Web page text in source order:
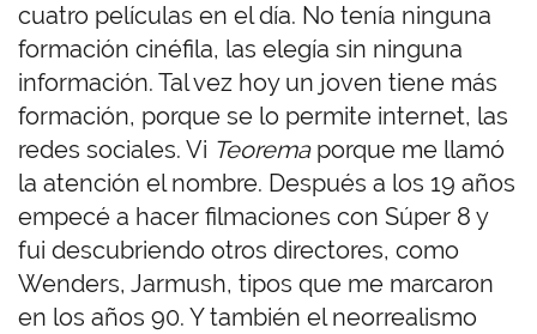
cuatro películas en el día. No tenía ninguna
formación cinéfila, las elegía sin ninguna
información. Tal vez hoy un joven tiene más
formación, porque se lo permite internet, las
redes sociales. Vi Teoremaporque me llamó
la atención el nombre. Después a los 19 años
empecé a hacer filmaciones con Súper 8 y
fui descubriendo otros directores, como
Wenders, Jarmush, tipos que me marcaron
en los años 90. Y también el neorrealismo